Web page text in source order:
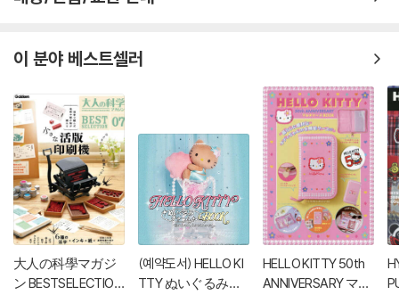
이 분야 베스트셀러
大人の科學マガジ
ン BESTSELECTION
(예약도서) HELLO KI
TTY ぬいぐるみチ
HELLO KITTY 50th
ANNIVERSARY マル